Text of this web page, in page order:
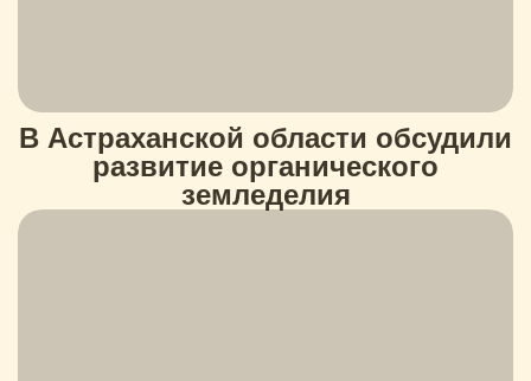
В Астраханской области обсудили
развитие органического
земледелия